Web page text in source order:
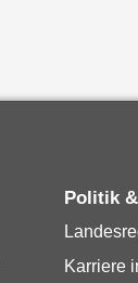
Politik
Karriere